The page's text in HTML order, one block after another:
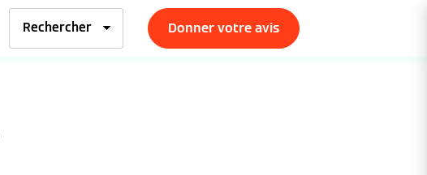
Donner votre avis